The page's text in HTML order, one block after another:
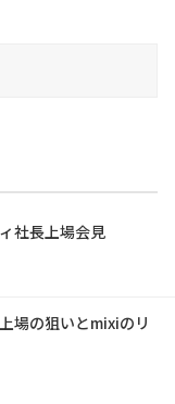
社長上場会見
場の狙いとmixiのリ